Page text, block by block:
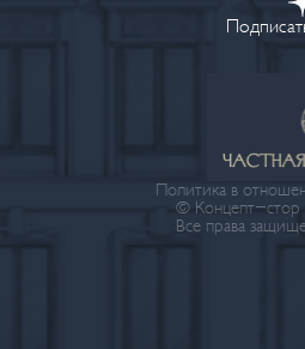
Политика в
© Концепт-стор
Все права